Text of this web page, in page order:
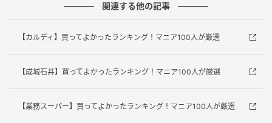
れしいですね。
関連する他の記事
【カルディ】買ってよかったランキング！マニア100人が厳選
【成城石井】買ってよかったランキング！マニア100人が厳選
【業務スーパー】買ってよかったランキング！マニア100人が厳選